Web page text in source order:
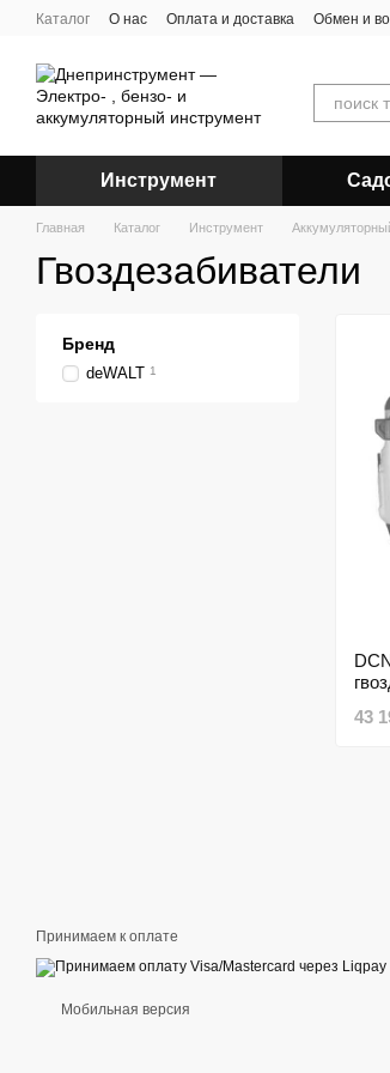
Перейти к основному контенту
Каталог О нас Оплата и доставка Обмен и
Инструмент
Главная Каталог Инструмент
Гвоздезабиватели
43
Бренд
deWALT 1
Принимаем к оплате
Мобильная версия